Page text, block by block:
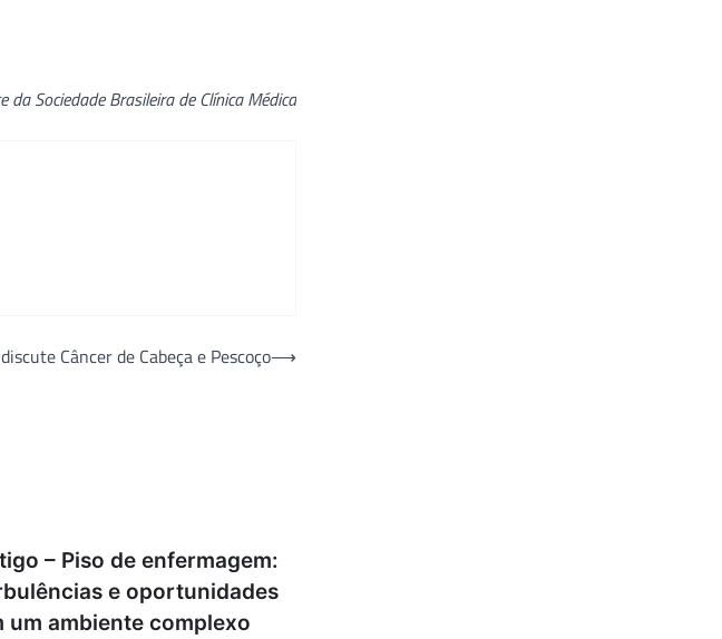
da Sociedade Brasileira de Clínica Médica
Câncer de Cabeça e Pescoço⟶
– Piso de enfermagem:
e oportunidades
um ambiente complexo